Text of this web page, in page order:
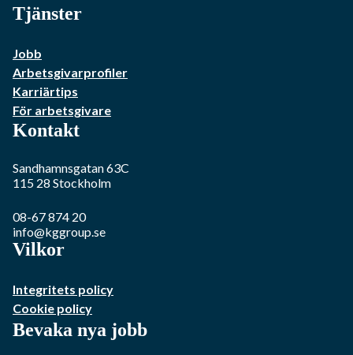
Tjänster
Jobb
Arbetsgivarprofiler
Karriärtips
För arbetsgivare
Kontakt
Sandhamnsgatan 63C
115 28 Stockholm
08-67 874 20
info@kggroup.se
Vilkor
Integritets policy
Cookie policy
Bevaka nya jobb